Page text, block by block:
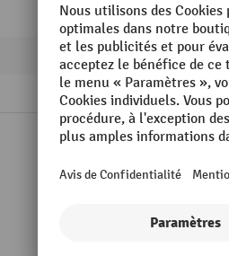
1130 mm
1500 mm
Made in Germany